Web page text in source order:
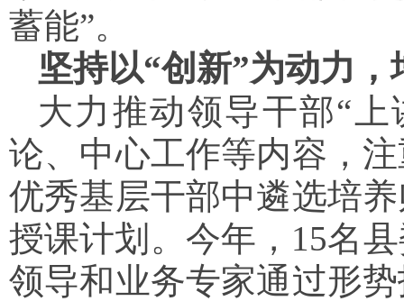
蓄能”。
坚持以“创新”为动力
大力推动领导干部“
论、中心工作等内容，
优秀基层干部中遴选培
授课计划。今年，15名
领导和业务专家通过形